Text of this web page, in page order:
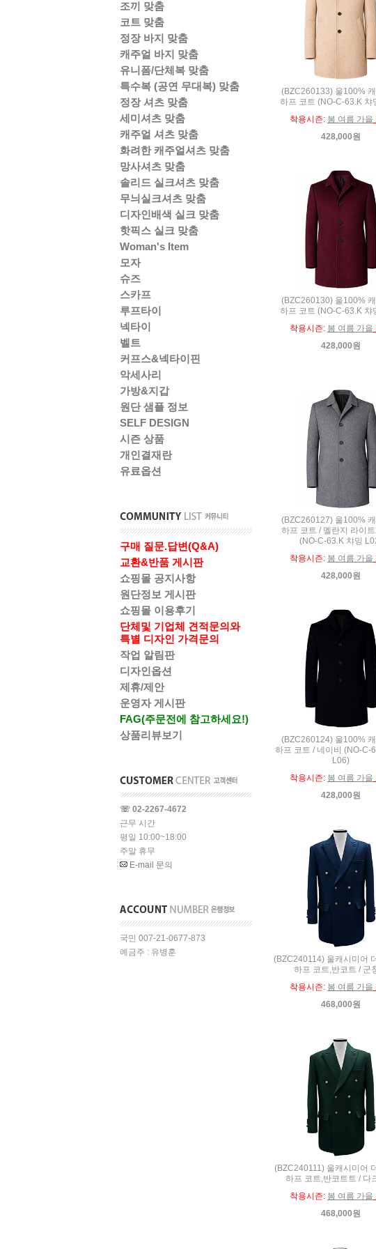
조끼 맞춤
코트 맞춤
정장 바지 맞춤
캐주얼 바지 맞춤
유니폼/단체복 맞춤
특수복 (공연 무대복) 맞춤
정장 셔츠 맞춤
세미셔츠 맞춤
캐주얼 셔츠 맞춤
화려한 캐주얼셔츠 맞춤
망사셔츠 맞춤
솔리드 실크셔츠 맞춤
무늬실크셔츠 맞춤
디자인배색 실크 맞춤
핫픽스 실크 맞춤
Woman's Item
모자
슈즈
스카프
루프타이
넥타이
벨트
커프스&넥타이핀
악세사리
가방&지갑
원단 샘플 정보
SELF DESIGN
시즌 상품
개인결재란
유료옵션
구매 질문.답변(Q&A)
교환&반품 게시판
쇼핑몰 공지사항
원단정보 게시판
쇼핑몰 이용후기
단체및 기업체 견적문의와
특별 디자인 가격문의
작업 알림판
디자인옵션
제휴/제안
운영자 게시판
FAG(주문전에 참고하세요!)
상품리뷰보기
☏ 02-2267-4672
근무 시간
평일 10:00~18:00
주말 휴무
E-mail 문의
국민 007-21-0677-873
예금주 : 유병훈
(BZC260133) 울100%
하프 코트 (NO-C-63.K 챠
착용시즌: 봄 여름 가을
428,000원
(BZC260130) 울100%
하프 코트 (NO-C-63.K 챠
착용시즌: 봄 여름 가을
428,000원
(BZC260127) 울100%
하프 코트 / 멜란지 라이
(NO-C-63.K 챠밍
착용시즌: 봄 여름 가을
428,000원
(BZC260124) 울100%
하프 코트 / 네이비 (NO-C-
L06)
착용시즌: 봄 여름 가을
428,000원
(BZC240114) 울캐시미어
하프 코트,반코트 / 군
착용시즌: 봄 여름 가을
468,000원
(BZC240111) 울캐시미어
하프 코트,반코트트 / 다
착용시즌: 봄 여름 가을
468,000원